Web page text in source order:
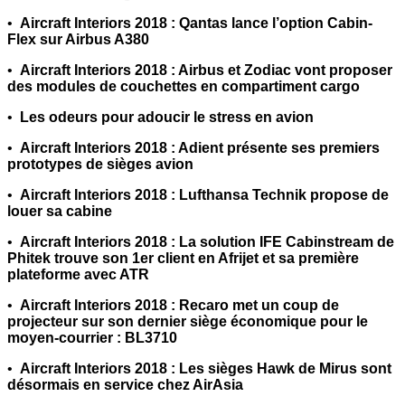
• Aircraft Interiors 2018 : Qantas lance l’option Cabin-
Flex sur Airbus A380
• Aircraft Interiors 2018 : Airbus et Zodiac vont proposer
des modules de couchettes en compartiment cargo
•
Les odeurs pour adoucir le stress en avion
• Aircraft Interiors 2018 : Adient présente ses premiers
prototypes de sièges avion
• Aircraft Interiors 2018 : Lufthansa Technik propose de
louer sa cabine
• Aircraft Interiors 2018 : La solution IFE Cabinstream de
Phitek trouve son 1er client en Afrijet et sa première
plateforme avec ATR
• Aircraft Interiors 2018 : Recaro met un coup de
projecteur sur son dernier siège économique pour le
moyen-courrier : BL3710
• Aircraft Interiors 2018 : Les sièges Hawk de Mirus sont
désormais en service chez AirAsia